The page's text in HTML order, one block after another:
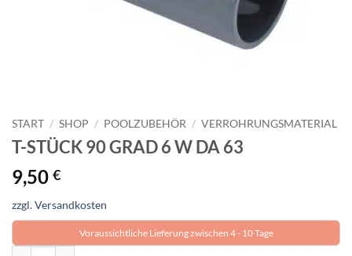
START / SHOP / POOLZUBEHÖR / VERROHRUNGS­MATERIAL
T-STÜCK 90 GRAD 6 W DA 63
9,50 €
zzgl. Versandkosten
Voraussichtliche Lieferung zwischen 4 - 10 Tage